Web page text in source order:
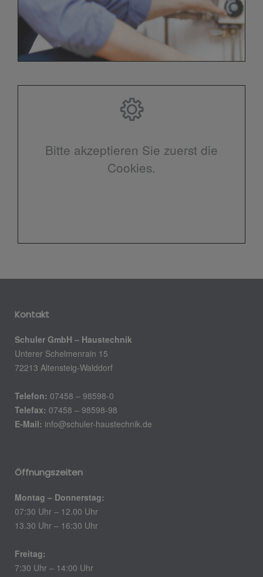
Bitte akzeptieren Sie zuerst die
Cookies.
Kontakt
Schuler GmbH – Haustechnik
Unterer Schelmenrain 15
72213 Altensteig-Walddorf
Telefon: 07458 – 98598-0
Telefax: 07458 – 98598-98
E-Mail: info@schuler-haustechnik.de
Öffnungszeiten
Montag – Donnerstag:
07:30 Uhr – 12.00 Uhr
13.30 Uhr – 16:30 Uhr
Freitag:
7:30 Uhr – 14:00 Uhr